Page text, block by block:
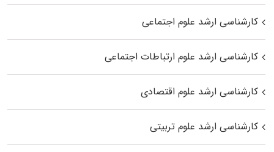
کارشناسی ارشد علوم اجتماعی
کارشناسی ارشد علوم ارتباطات اجتماعی
کارشناسی ارشد علوم اقتصادی
کارشناسی ارشد علوم تربیتی